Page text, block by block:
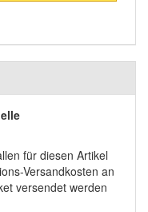
für diesen Artikel
Versandkosten an
versendet werden